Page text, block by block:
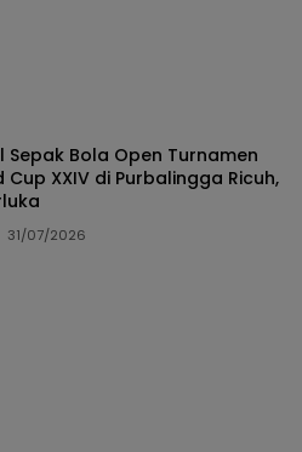
Sepak Bola Open Turnamen
Cup XXIV di Purbalingga Ricuh,
31/07/2026